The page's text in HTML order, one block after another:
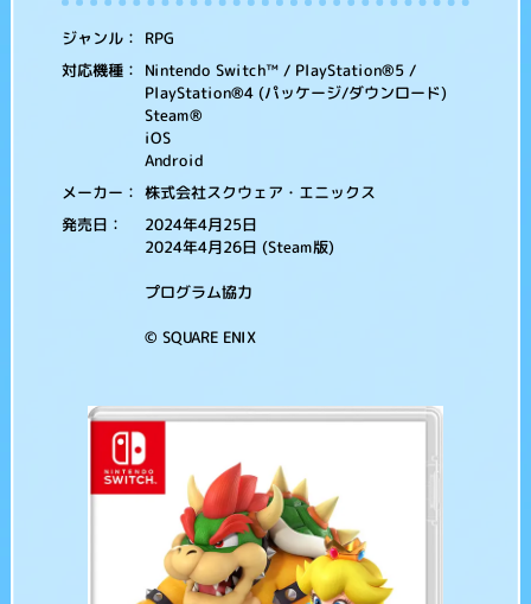
ジャンル： RPG
対応機種： Nintendo Switch™ / PlayStation®5 /
PlayStation®4 (パッケージ/ダウンロード)
Steam®
iOS
Android
メーカー： 株式会社スクウェア・エニックス
発売日： 2024年4月25日
2024年4月26日 (Steam版)
プログラム協力
© SQUARE ENIX